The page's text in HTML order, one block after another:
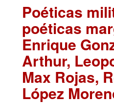
Poéticas
poéticas
Enrique
Arthur,
Max Rojas,
López